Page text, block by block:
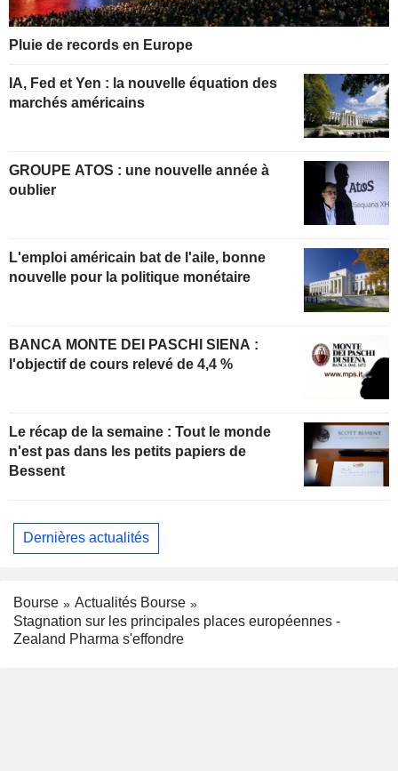
Pluie de records en Europe
IA, Fed et Yen : la nouvelle équation des
marchés américains
GROUPE ATOS : une nouvelle année à
oublier
L'emploi américain bat de l'aile, bonne
nouvelle pour la politique monétaire
BANCA MONTE DEI PASCHI SIENA :
l'objectif de cours relevé de 4,4 %
Le récap de la semaine : Tout le monde
n'est pas dans les petits papiers de
Bessent
Dernières actualités
Bourse
Actualités Bourse
Stagnation sur les principales places européennes -
Zealand Pharma s'effondre